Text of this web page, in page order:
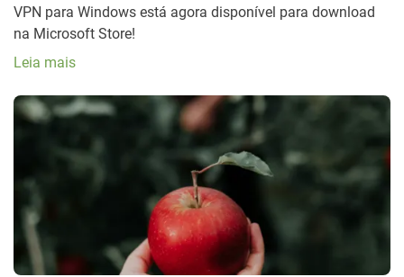
VPN para Windows está agora disponível para download
na Microsoft Store!
Leia mais